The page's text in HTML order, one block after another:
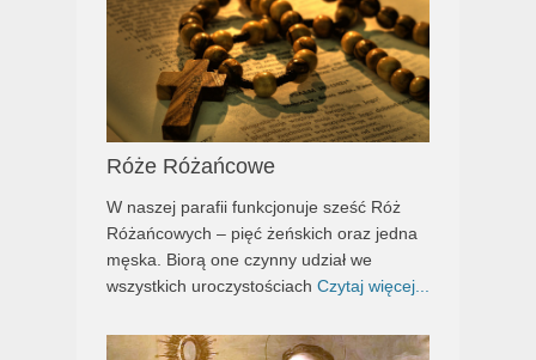
Róże Różańcowe
W naszej parafii funkcjonuje sześć Róż
Różańcowych – pięć żeńskich oraz jedna
męska. Biorą one czynny udział we
wszystkich uroczystościach Czytaj więcej...